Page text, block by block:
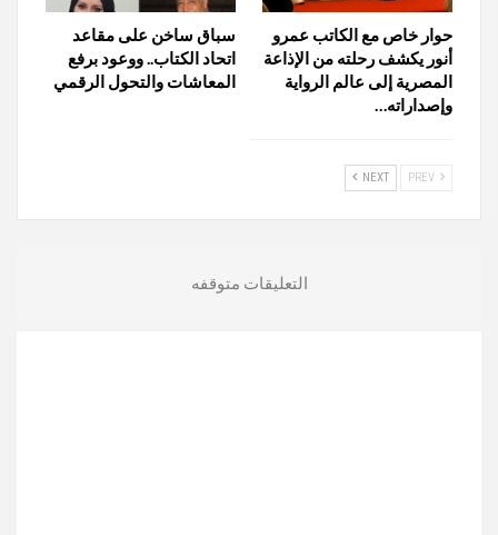
حوار خاص مع الكاتب عمرو
أنور يكشف رحلته من الإذاعة
المصرية إلى عالم الرواية
وإصداراته…
سباق ساخن على مقاعد
اتحاد الكتاب.. ووعود برفع
المعاشات والتحول الرقمي
NEXT
التعليقات متوقفه